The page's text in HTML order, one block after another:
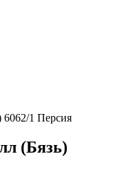
6062/1 Персия
(Бязь)